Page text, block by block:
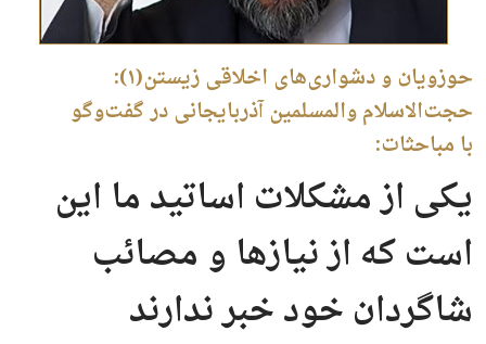
حوزویان و دشواری‌های اخلاقی زیستن(۱):
حجت‌الاسلام والمسلمین آذربایجانی در گفت‌وگو
با مباحثات:
یکی از مشکلات اساتید ما این
است که از نیازها و مصائب
شاگردان خود خبر ندارند